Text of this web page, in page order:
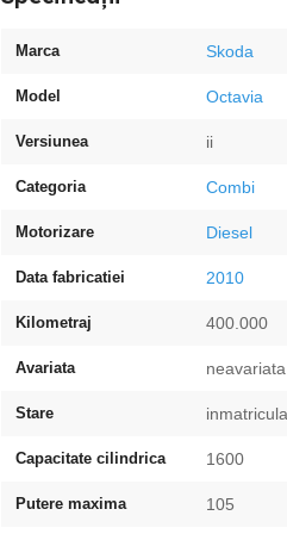
Marca Skoda
Model Octavia
Versiunea ii
Categoria Combi
Motorizare Diesel
Data fabricatiei 2010
Kilometraj 400.000
Avariata neavariata
Stare
Capacitate cilindrica 1600
Putere maxima 105